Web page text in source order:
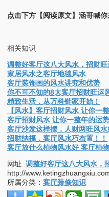
点击下方【阅读原文】涵哥喊你
相关知识
调整好客厅这八大风水，招财旺
家居风水之客厅地毯风水
客厅装饰画的风水讲究和优势
你不可不知的8大客厅招财旺运
精致生活，从万科链家开始！
【风水】客厅招财风水 让你一
客厅招财风水 让你一整年的运
客厅沙发这样摆，人财两旺风水
招财纳福，客厅风水巧布置！！
客厅放什么植物风水好 客厅植
网址: 调整好客厅这八大风水，
http://
所属分类： 客厅装修知识